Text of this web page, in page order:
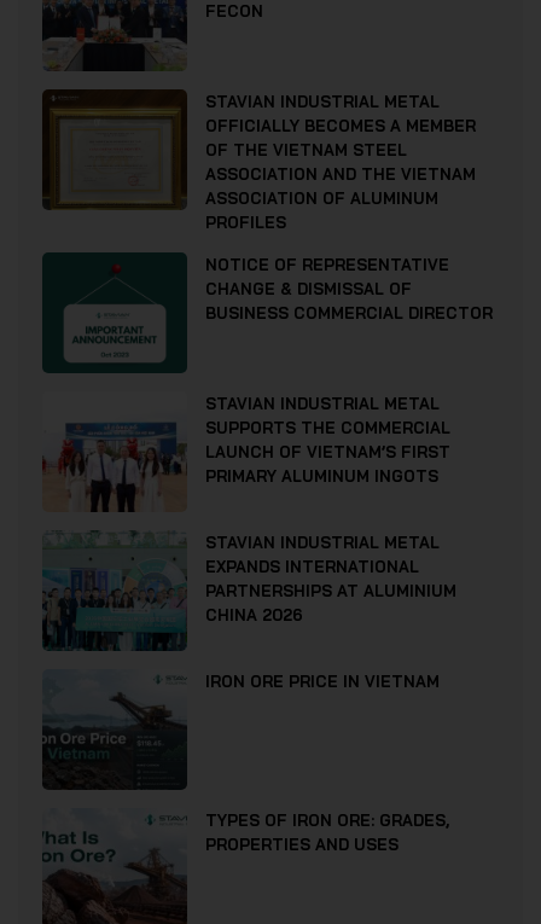
FECON
STAVIAN INDUSTRIAL METAL
OFFICIALLY BECOMES A MEMBER
OF THE VIETNAM STEEL
ASSOCIATION AND THE VIETNAM
ASSOCIATION OF ALUMINUM
PROFILES
NOTICE OF REPRESENTATIVE
CHANGE & DISMISSAL OF
BUSINESS COMMERCIAL DIRECTOR
STAVIAN INDUSTRIAL METAL
SUPPORTS THE COMMERCIAL
LAUNCH OF VIETNAM’S FIRST
PRIMARY ALUMINUM INGOTS
STAVIAN INDUSTRIAL METAL
EXPANDS INTERNATIONAL
PARTNERSHIPS AT ALUMINIUM
CHINA 2026
IRON ORE PRICE IN VIETNAM
TYPES OF IRON ORE: GRADES,
PROPERTIES AND USES